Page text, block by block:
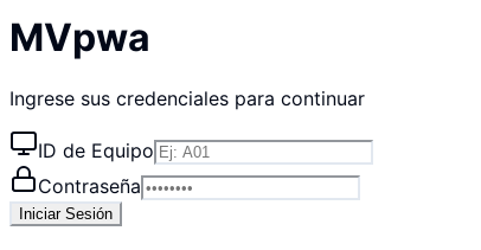
MVpwa
Ingrese sus credenciales para continuar
ID de Equipo
Contraseña
Iniciar Sesión